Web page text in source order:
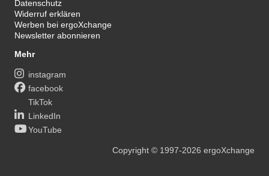
Datenschutz
Widerruf erklären
Werben bei ergoXchange
Newsletter abonnieren
Mehr
instagram
facebook
TikTok
LinkedIn
YouTube
Copyright© 1997-2026 ergoXchange